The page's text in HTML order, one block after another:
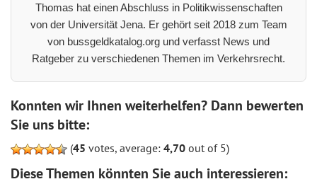
Thomas hat einen Abschluss in Politikwissenschaften
von der Universität Jena. Er gehört seit 2018 zum Team
von bussgeldkatalog.org und verfasst News und
Ratgeber zu verschiedenen Themen im Verkehrsrecht.
Konnten wir Ihnen weiterhelfen? Dann bewerten
Sie uns bitte:
(45 votes, average: 4,70 out of 5)
Diese Themen könnten Sie auch interessieren: